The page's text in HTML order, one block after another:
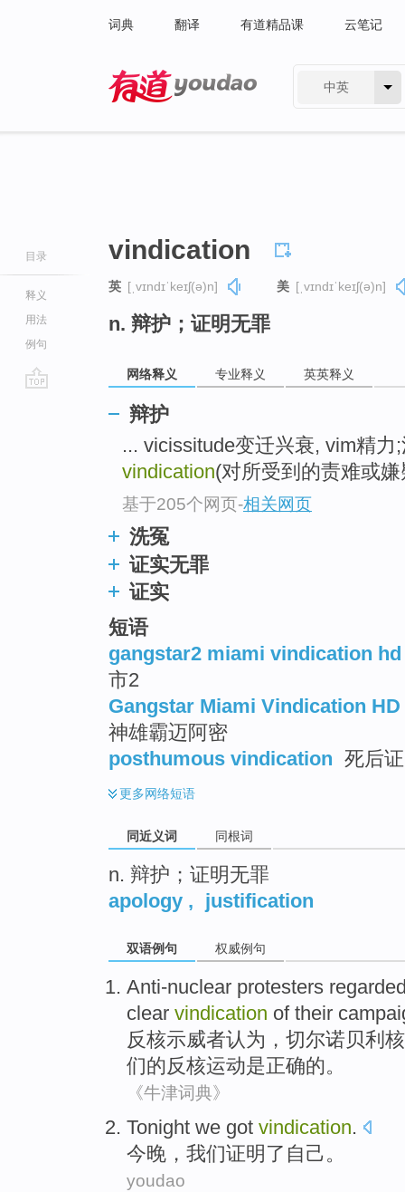
词典 翻译 有道精品课 云笔记
中英
目录
释义
用法
例句
vindication
英 [ˌvɪndɪˈkeɪʃ(ə)n] 美 [ˌvɪndɪˈkeɪʃ(ə)n]
n. 辩护；证明无罪
网络释义 专业释义 英英释义
辩护
... vicissitude变迁兴衰, vim精
vindication(对所受到的责难或
基于205个网页-相关网页
洗冤
证实无罪
证实
短语
gangstar2 miami vindication hd
市2
Gangstar Miami Vindication HD
神雄霸迈阿密
posthumous vindication 死后
更多网络短语
同近义词 同根词
n. 辩护；证明无罪
apology , justification
双语例句 权威例句
Anti-nuclear protesters
clear vindication of their
反核示威者认为， 切尔诺贝利
们的 反核运动是正确的。
《牛津词典》
Tonight we got vindication.
今晚 ， 我们证明 了 自己。
youdao